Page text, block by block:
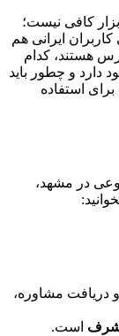
کافی نیست؛
ایرانی هم
هستند، کدام
دارد و چطور باید
استفاده
در مشهد،
دریافت مشاوره،
است.